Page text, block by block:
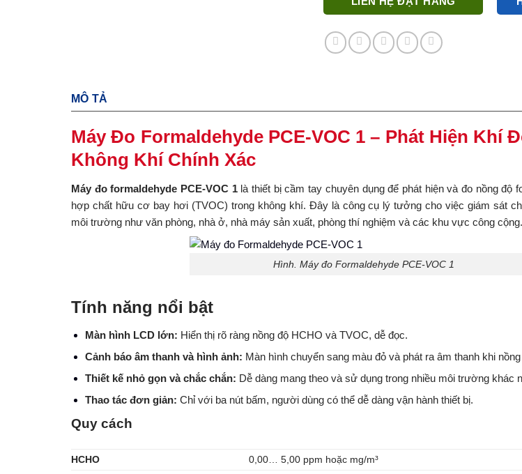
MÔ TẢ
Máy Đo Formaldehyde PCE-VOC 1 – Phát Hiện Khí
Không Khí Chính Xác
Máy đo formaldehyde PCE-VOC 1là thiết bị cầm tay chuyên dụng để phát hiện và đo nồng độ
hợp chất hữu cơ bay hơi (TVOC) trong không khí. Đây là công cụ lý tưởng cho việc giám sát
môi trường như văn phòng, nhà ở, nhà máy sản xuất, phòng thí nghiệm và các khu vực công cộng.
Hình. Máy đo Formaldehyde PCE-VOC 1
Tính năng nổi bật
Màn hình LCD lớn: Hiển thị rõ ràng nồng độ HCHO và TVOC, dễ đọc.
Cảnh báo âm thanh và hình ảnh: Màn hình chuyển sang màu đỏ và phát ra âm thanh khi
Thiết kế nhỏ gọn và chắc chắn: Dễ dàng mang theo và sử dụng trong nhiều môi trường khác
Thao tác đơn giản: Chỉ với ba nút bấm, người dùng có thể dễ dàng vận hành thiết bị.
Quy cách
HCHO
0,00… 5,00 ppm hoặc mg/m³